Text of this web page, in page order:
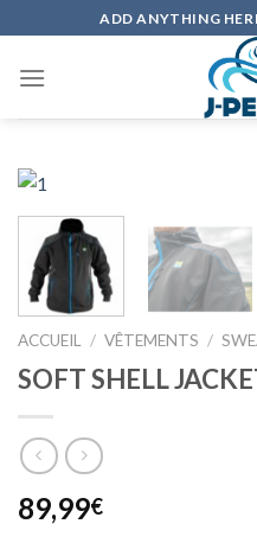
to
content
ADD ANYTHING
ACCUEIL / VÊTEMENTS /
SOFT SHELL
89,99€